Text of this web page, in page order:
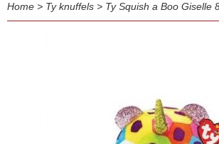
Home > Ty knuffels > Ty Squish a Boo Giselle